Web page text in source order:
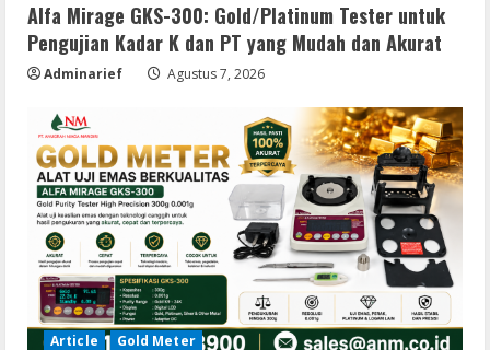
Alfa Mirage GKS-300: Gold/Platinum Tester untuk
Pengujian Kadar K dan PT yang Mudah dan Akurat
Adminarief Agustus 7, 2026
Article Gold Meter